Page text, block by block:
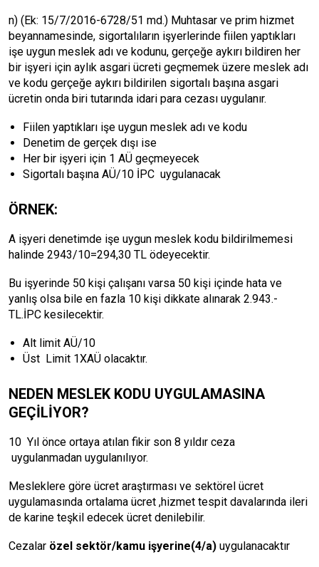
n) (Ek: 15/7/2016-6728/51 md.) Muhtasar ve prim hizmet
beyannamesinde, sigortalıların işyerlerinde fiilen yaptıkları
işe uygun meslek adı ve kodunu, gerçeğe aykırı bildiren her
bir işyeri için aylık asgari ücreti geçmemek üzere meslek adı
ve kodu gerçeğe aykırı bildirilen sigortalı başına asgari
ücretin onda biri tutarında idari para cezası uygulanır.
Fiilen yaptıkları işe uygun meslek adı ve kodu
Denetim de gerçek dışı ise
Her bir işyeri için 1 AÜ geçmeyecek
Sigortalı başına AÜ/10 İPC uygulanacak
ÖRNEK:
A işyeri denetimde işe uygun meslek kodu bildirilmemesi
halinde 2943/10=294,30 TL ödeyecektir.
Bu işyerinde 50 kişi çalışanı varsa 50 kişi içinde hata ve
yanlış olsa bile en fazla 10 kişi dikkate alınarak 2.943.-
TL.İPC kesilecektir.
Alt limit AÜ/10
Üst Limit 1XAÜ olacaktır.
NEDEN MESLEK KODU UYGULAMASINA
GEÇİLİYOR?
10 Yıl önce ortaya atılan fikir son 8 yıldır ceza
uygulanmadan uygulanılıyor.
Mesleklere göre ücret araştırması ve sektörel ücret
uygulamasında ortalama ücret ,hizmet tespit davalarında ileri
de karine teşkil edecek ücret denilebilir.
Cezalar özel sektör/kamu işyerine(4/a) uygulanacaktır